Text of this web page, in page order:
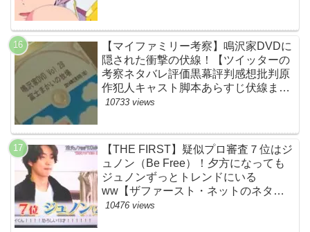
【マイファミリー考察】鳴沢家DVDに
隠された衝撃の伏線！【ツイッターの
考察ネタバレ評価黒幕評判感想批判原
作犯人キャスト脚本あらすじ伏線まと
め】
10733 views
【THE FIRST】疑似プロ審査７位はジ
ュノン（Be Free）！夕方になっても
ジュノンずっとトレンドにいる
ww【ザファースト・ネットのネタバ
レ感想考察まとめ・スッキリ・
10476 views